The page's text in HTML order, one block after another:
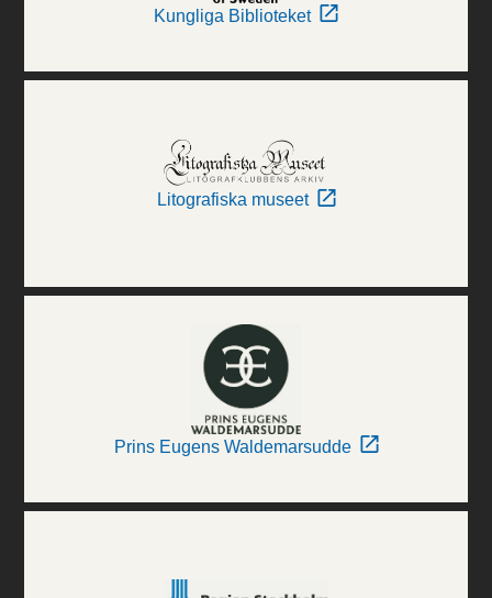
Kungliga Biblioteket
Litografiska museet
Prins Eugens Waldemarsudde